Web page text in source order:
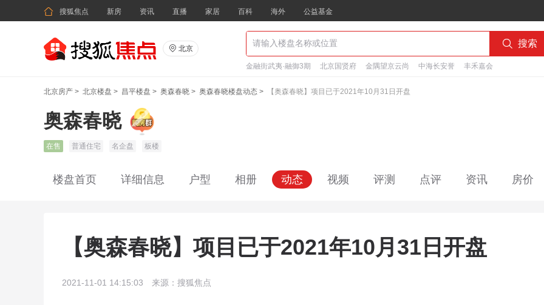
 搜狐焦点 新房 资讯 直播 家居 百科 海外 公益基金
 北京  搜索
金融街武夷·融御3期 北京国贤府 金隅望京云尚 中海长安誉 丰禾嘉会
北京房产 > 北京楼盘 > 昌平楼盘 > 奥森春晓 > 奥森春晓楼盘动态 > 【奥森春晓】项目已于2021年10月31日开盘
奥森春晓
在售 普通住宅 名企盘 板楼
楼盘首页 详细信息 户型 相册 动态 视频 评测 点评 资讯 房价
【奥森春晓】项目已于2021年10月31日开盘
2021-11-01 14:15:03 来源：搜狐焦点